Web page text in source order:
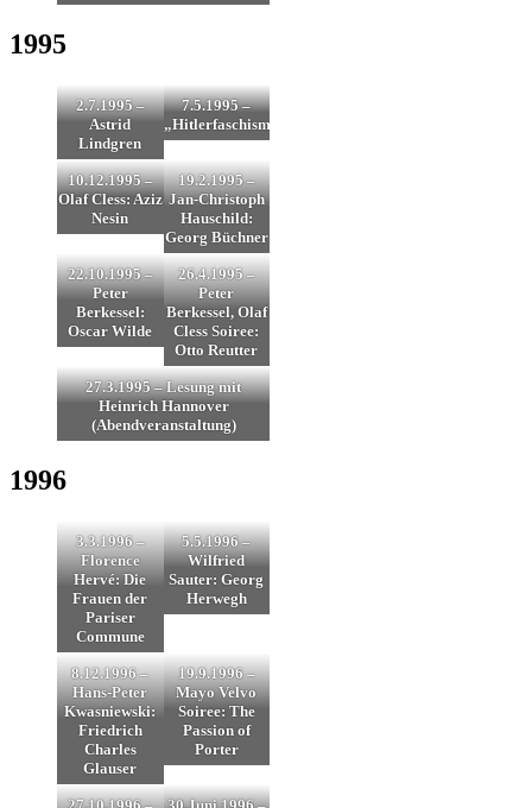
1995
2.7.1995 –
Astrid
Lindgren
7.5.1995 –
„Hitlerfaschismus“
10.12.1995 –
Olaf Cless: Aziz
Nesin
19.2.1995 –
Jan-Christoph
Hauschild:
Georg Büchner
22.10.1995 –
Peter
Berkessel:
Oscar Wilde
26.4.1995 –
Peter
Berkessel, Olaf
Cless Soiree:
Otto Reutter
27.3.1995 – Lesung mit
Heinrich Hannover
(Abendveranstaltung)
1996
3.3.1996 –
Florence
Hervé: Die
Frauen der
Pariser
Commune
5.5.1996 –
Wilfried
Sauter: Georg
Herwegh
8.12.1996 –
Hans-Peter
Kwasniewski:
Friedrich
Charles
Glauser
19.9.1996 –
Mayo Velvo
Soiree: The
Passion of
Porter